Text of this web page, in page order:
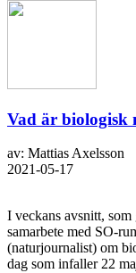
Vad är biologisk
av: Mattias Axelsson
2021-05-17
I veckans avsnitt,
samarbete med SO-
(naturjournalist) om
dag som infaller 22